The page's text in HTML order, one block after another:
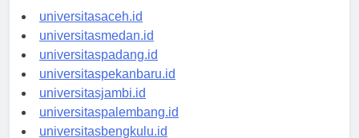
universitasaceh.id
universitasmedan.id
universitaspadang.id
universitaspekanbaru.id
universitasjambi.id
universitaspalembang.id